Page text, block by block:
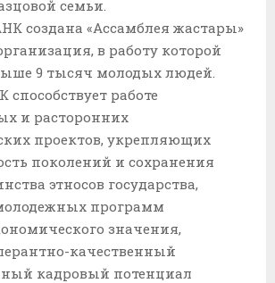
семьи.
создана «Ассамблея жастары»
в работу которой
9 тысяч молодых людей.
работе
и расторонних
проектов, укрепляющих
поколений и сохранения
этносов государства,
программ
значения,
качественный
кадровый потенциал